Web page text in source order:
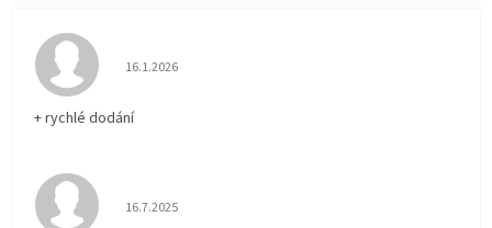
Hodnocení obchodu je 5 z 5 hvězdiček.
16.1.2026
+ rychlé dodání
Hodnocení obchodu je 5 z 5 hvězdiček.
16.7.2025